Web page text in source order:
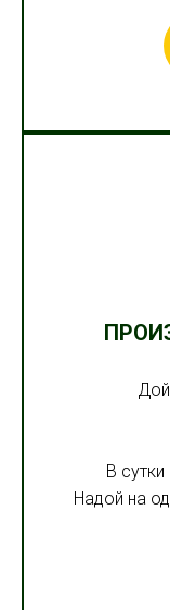
В
Надой на